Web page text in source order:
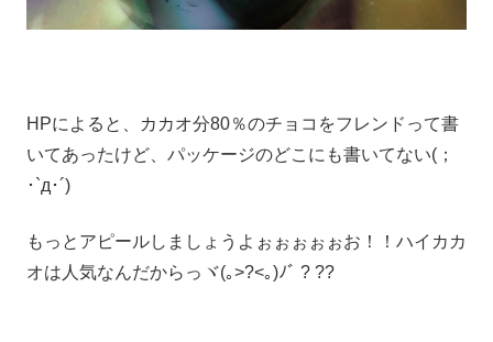
HPによると、カカオ分80％のチョコをフレンドって書
いてあったけど、パッケージのどこにも書いてない(；
･`д･´)
もっとアピールしましょうよぉぉぉぉぉお！！ハイカカ
オは人気なんだからっヾ(｡>?<｡)ﾉﾞ ? ??